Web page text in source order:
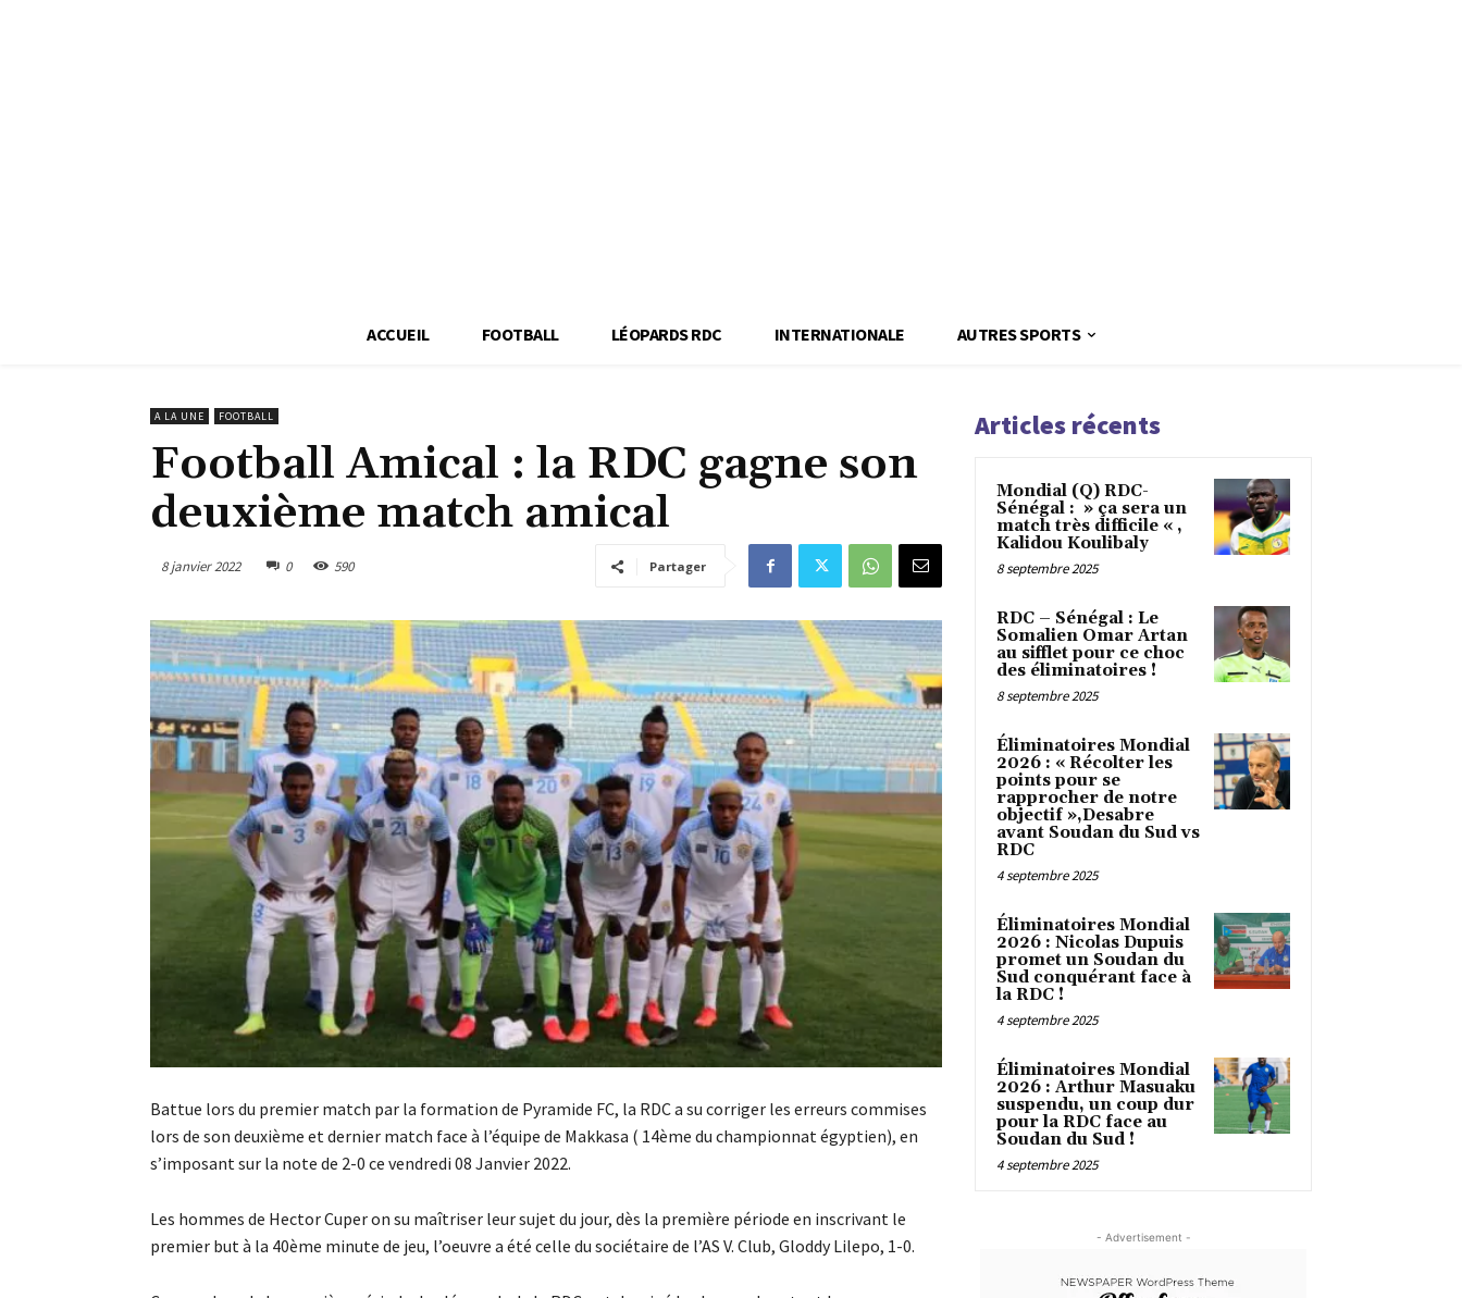
ACCUEIL FOOTBALL LÉOPARDS RDC INTERNATIONALE AUTRES SPORTS
A LA UNE FOOTBALL
Football Amical : la RDC gagne son
deuxième match amical
8 janvier 2022 0 590 Partager
Battue lors du premier match par la formation de Pyramide FC, la RDC a su corriger les erreurs commises
lors de son deuxième et dernier match face à l’équipe de Makkasa ( 14ème du championnat égyptien), en
s’imposant sur la note de 2-0 ce vendredi 08 Janvier 2022.
Les hommes de Hector Cuper on su maîtriser leur sujet du jour, dès la première période en inscrivant le
premier but à la 40ème minute de jeu, l’oeuvre a été celle du sociétaire de l’AS V. Club, Gloddy Lilepo, 1-0.
Articles récents
Mondial (Q) RDC-
Sénégal : » ça sera un
match très difficile « ,
Kalidou Koulibaly
8 septembre 2025
RDC – Sénégal : Le
Somalien Omar Artan
au sifflet pour ce choc
des éliminatoires !
8 septembre 2025
Éliminatoires Mondial
2026 : « Récolter les
points pour se
rapprocher de notre
objectif »,Desabre
avant Soudan du Sud vs
RDC
4 septembre 2025
Éliminatoires Mondial
2026 : Nicolas Dupuis
promet un Soudan du
Sud conquérant face à
la RDC !
4 septembre 2025
Éliminatoires Mondial
2026 : Arthur Masuaku
suspendu, un coup dur
pour la RDC face au
Soudan du Sud !
4 septembre 2025
- Advertisement -